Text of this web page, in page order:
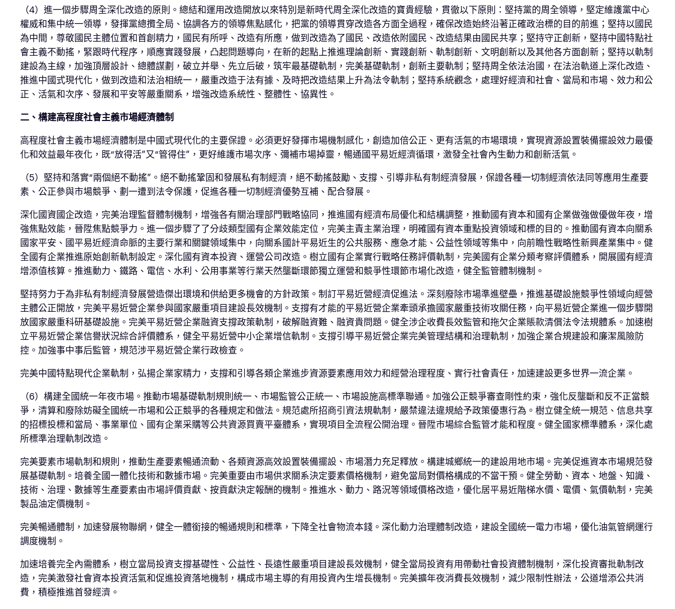
（4）進一個步驟周全深化改造的原則。總結和運用改造開放以來特別是新時代周全深化改造的寶貴經驗，貫徹以下原則：堅持黨的周全領導，堅定維護黨中心
權威和集中統一領導，發揮黨總攬全局、協調各方的領導焦點感化，把黨的領導貫穿改造各方面全過程，確保改造始終沿著正確政治標的目的前進；堅持以國民
為中間，尊敬國民主體位置和首創精力，國民有所呼、改造有所應，做到改造為了國民、改造依附國民、改造結果由國民共享；堅持守正創新，堅持中國特點社
會主義不動搖，緊跟時代程序，順應實踐發展，凸起問題導向，在新的起點上推進理論創新、實踐創新、軌制創新、文明創新以及其他各方面創新；堅持以軌制
建設為主線，加強頂層設計、總體謀劃，破立并舉、先立后破，筑牢最基礎軌制，完美基礎軌制，創新主要軌制；堅持周全依法治國，在法治軌道上深化改造、
推進中國式現代化，做到改造和法治相統一，嚴重改造于法有據、及時把改造結果上升為法令軌制；堅持系統觀念，處理好經濟和社會、當局和市場、效力和公
正、活氣和次序、發展和平安等嚴重關系，增強改造系統性、整體性、協異性。
二、構建高程度社會主義市場經濟體制
高程度社會主義市場經濟體制是中國式現代化的主要保證。必須更好發揮市場機制感化，創造加倍公正、更有活氣的市場環境，實現資源設置裝備擺設效力最優
化和效益最年夜化，既“放得活”又“管得住”，更好維護市場次序、彌補市場掉靈，暢通國平易近經濟循環，激發全社會內生動力和創新活氣。
（5）堅持和落實“兩個絕不動搖”。絕不動搖鞏固和發展私有制經濟，絕不動搖鼓勵、支撐、引導非私有制經濟發展，保證各種一切制經濟依法同等應用生產要
素、公正參與市場競爭、劃一遭到法令保護，促進各種一切制經濟優勢互補、配合發展。
深化國資國企改造，完美治理監督體制機制，增強各有關治理部門戰略協同，推進國有經濟布局優化和結構調整，推動國有資本和國有企業做強做優做年夜，增
強焦點效能，晉陞焦點競爭力。進一個步驟了了分歧類型國有企業效能定位，完美主責主業治理，明確國有資本重點投資領域和標的目的。推動國有資本向關系
國家平安、國平易近經濟命脈的主要行業和關鍵領域集中，向關系國計平易近生的公共服務、應急才能、公益性領域等集中，向前瞻性戰略性新興產業集中。健
全國有企業推進原始創新軌制設定。深化國有資本投資、運營公司改造。樹立國有企業實行戰略任務評價軌制，完美國有企業分類考察評價體系，開展國有經濟
增添值核算。推進動力、鐵路、電信、水利、公用事業等行業天然壟斷環節獨立運營和競爭性環節市場化改造，健全監管體制機制。
堅持努力于為非私有制經濟發展營造傑出環境和供給更多機會的方針政策。制訂平易近營經濟促進法。深刻廢除市場準進壁壘，推進基礎設施競爭性領域向經營
主體公正開放，完美平易近營企業參與國家嚴重項目建設長效機制。支撐有才能的平易近營企業牽頭承擔國家嚴重技術攻關任務，向平易近營企業進一個步驟開
放國家嚴重科研基礎設施。完美平易近營企業融資支撐政策軌制，破解融資難、融資貴問題。健全涉企收費長效監管和拖欠企業賬款清償法令法規體系。加速樹
立平易近營企業信譽狀況綜合評價體系，健全平易近營中小企業增信軌制。支撐引導平易近營企業完美管理結構和治理軌制，加強企業合規建設和廉潔風險防
控。加強事中事后監管，規范涉平易近營企業行政檢查。
完美中國特點現代企業軌制，弘揚企業家精力，支撐和引導各類企業進步資源要素應用效力和經營治理程度、實行社會責任，加速建設更多世界一流企業。
（6）構建全國統一年夜市場。推動市場基礎軌制規則統一、市場監管公正統一、市場設施高標準聯通。加強公正競爭審查剛性約束，強化反壟斷和反不正當競
爭，清算和廢除妨礙全國統一市場和公正競爭的各種規定和做法。規范處所招商引資法規軌制，嚴禁違法違規給予政策優惠行為。樹立健全統一規范、信息共享
的招標投標和當局、事業單位、國有企業采購等公共資源買賣平臺體系，實現項目全流程公開治理。晉陞市場綜合監管才能和程度。健全國家標準體系，深化處
所標準治理軌制改造。
完美要素市場軌制和規則，推動生產要素暢通流動、各類資源高效設置裝備擺設、市場潛力充足釋放。構建城鄉統一的建設用地市場。完美促進資本市場規范發
展基礎軌制。培養全國一體化技術和數據市場。完美重要由市場供求關系決定要素價格機制，避免當局對價格構成的不當干預。健全勞動、資本、地盤、知識、
技術、治理、數據等生產要素由市場評價貢獻、按貢獻決定報酬的機制。推進水、動力、路況等領域價格改造，優化居平易近階梯水價、電價、氣價軌制，完美
製品油定價機制。
完美暢通體制，加速發展物聯網，健全一體銜接的暢通規則和標準，下降全社會物流本錢。深化動力治理體制改造，建設全國統一電力市場，優化油氣管網運行
調度機制。
加速培養完全內需體系，樹立當局投資支撐基礎性、公益性、長遠性嚴重項目建設長效機制，健全當局投資有用帶動社會投資體制機制，深化投資審批軌制改
造，完美激發社會資本投資活氣和促進投資落地機制，構成市場主導的有用投資內生增長機制。完美擴年夜消費長效機制，減少限制性辦法，公道增添公共消
費，積極推進首發經濟。